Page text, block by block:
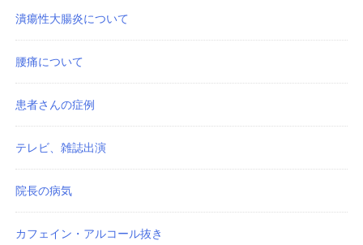
潰瘍性大腸炎について
腰痛について
患者さんの症例
テレビ、雑誌出演
院長の病気
カフェイン・アルコール抜き